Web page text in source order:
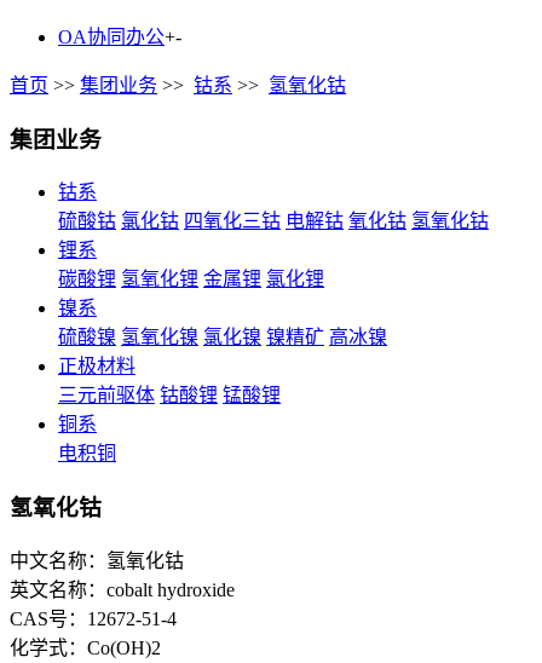
OA协同办公+-
首页 >> 集团业务 >> 钴系 >> 氢氧化钴
集团业务
钴系
硫酸钴 氯化钴 四氧化三钴 电解钴 氧化钴 氢氧化钴
锂系
碳酸锂 氢氧化锂 金属锂 氯化锂
镍系
硫酸镍 氢氧化镍 氯化镍 镍精矿 高冰镍
正极材料
三元前驱体 钴酸锂 锰酸锂
铜系
电积铜
氢氧化钴
中文名称：氢氧化钴
英文名称：cobalt hydroxide
CAS号：12672-51-4
化学式：Co(OH)2